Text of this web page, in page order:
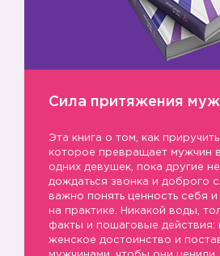
Сила притяжения
Эта книга о том, как
которое превращает мужчин
одних девушек, пока другие
дождаться звонка и доброго
важно понять ценность себя и
на практике. Никакой воды,
факты и пошаговые действия:
женское достоинство и